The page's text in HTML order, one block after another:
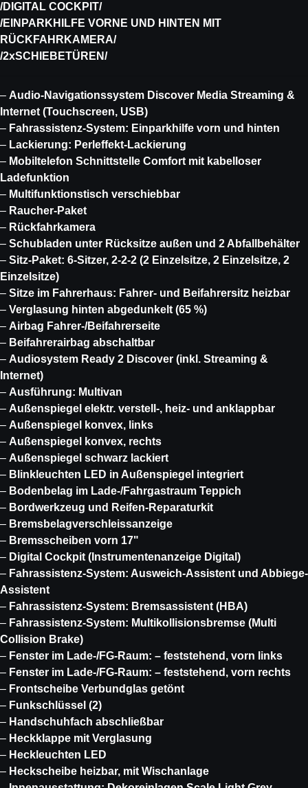
/DIGITAL COCKPIT/
/EINPARKHILFE VORNE UND HINTEN MIT
RÜCKFAHRKAMERA/
/2xSCHIEBETÜREN/
– Audio-Navigationssystem Discover Media Streaming &
Internet (Touchscreen, USB)
– Fahrassistenz-System: Einparkhilfe vorn und hinten
– Lackierung: Perleffekt-Lackierung
– Mobiltelefon Schnittstelle Comfort mit kabelloser
Ladefunktion
– Multifunktionstisch verschiebbar
– Raucher-Paket
– Rückfahrkamera
– Schubladen unter Rücksitze außen und 2 Abfallbehälter
– Sitz-Paket: 6-Sitzer, 2-2-2 (2 Einzelsitze, 2 Einzelsitze, 2
Einzelsitze)
– Sitze im Fahrerhaus: Fahrer- und Beifahrersitz heizbar
– Verglasung hinten abgedunkelt (65 %)
– Airbag Fahrer-/Beifahrerseite
– Beifahrerairbag abschaltbar
– Audiosystem Ready 2 Discover (inkl. Streaming &
Internet)
– Ausführung: Multivan
– Außenspiegel elektr. verstell-, heiz- und anklappbar
– Außenspiegel konvex, links
– Außenspiegel konvex, rechts
– Außenspiegel schwarz lackiert
– Blinkleuchten LED in Außenspiegel integriert
– Bodenbelag im Lade-/Fahrgastraum Teppich
– Bordwerkzeug und Reifen-Reparaturkit
– Bremsbelagverschleissanzeige
– Bremsscheiben vorn 17"
– Digital Cockpit (Instrumentenanzeige Digital)
– Fahrassistenz-System: Ausweich-Assistent und Abbiege-
Assistent
– Fahrassistenz-System: Bremsassistent (HBA)
– Fahrassistenz-System: Multikollisionsbremse (Multi
Collision Brake)
– Fenster im Lade-/FG-Raum: – feststehend, vorn links
– Fenster im Lade-/FG-Raum: – feststehend, vorn rechts
– Frontscheibe Verbundglas getönt
– Funkschlüssel (2)
– Handschuhfach abschließbar
– Heckklappe mit Verglasung
– Heckleuchten LED
– Heckscheibe heizbar, mit Wischanlage